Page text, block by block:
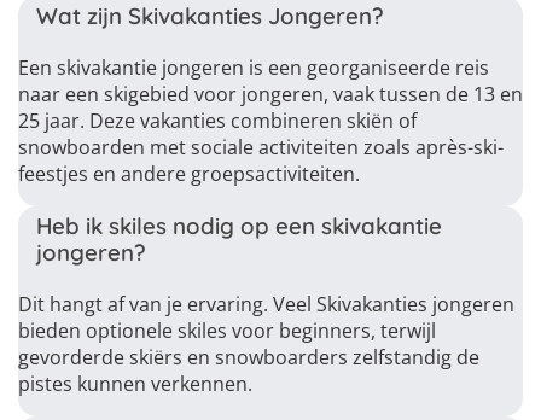
Wat zijn Skivakanties Jongeren?
Een skivakantie jongeren is een georganiseerde reis
naar een skigebied voor jongeren, vaak tussen de 13 en
25 jaar. Deze vakanties combineren skiën of
snowboarden met sociale activiteiten zoals après-ski-
feestjes en andere groepsactiviteiten.
Heb ik skiles nodig op een skivakantie
jongeren?
Dit hangt af van je ervaring. Veel Skivakanties jongeren
bieden optionele skiles voor beginners, terwijl
gevorderde skiërs en snowboarders zelfstandig de
pistes kunnen verkennen.